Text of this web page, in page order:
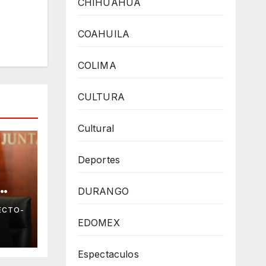
CHIHUAHUA
COAHUILA
COLIMA
CULTURA
Cultural
Deportes
DURANGO
EDOMEX
Espectaculos